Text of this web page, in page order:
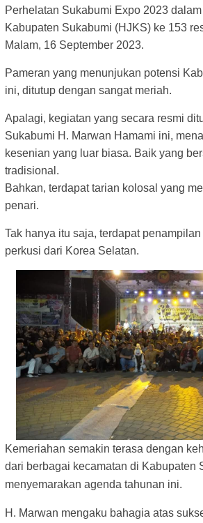
Perhelatan Sukabumi Expo 2023
Kabupaten Sukabumi (HJKS) ke 153
Malam, 16 September 2023.
Pameran yang menunjukan potensi
ini, ditutup dengan sangat meriah.
Apalagi, kegiatan yang secara resmi
Sukabumi H. Marwan Hamami ini,
kesenian yang luar biasa. Baik yang
tradisional.
Bahkan, terdapat tarian kolosal yang
penari.
Tak hanya itu saja, terdapat
perkusi dari Korea Selatan.
Kemeriahan semakin terasa dengan
dari berbagai kecamatan di Kabupaten
menyemarakan agenda tahunan ini.
H. Marwan mengaku bahagia atas